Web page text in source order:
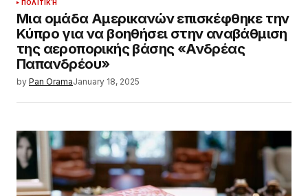
ΠΟΛΙΤΙΚΉ
Μια ομάδα Αμερικανών επισκέφθηκε την
Κύπρο για να βοηθήσει στην αναβάθμιση
της αεροπορικής βάσης «Ανδρέας
Παπανδρέου»
by Pan OramaJanuary 18, 2025